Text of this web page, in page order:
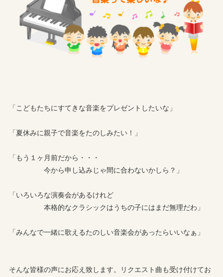
「こどもたちにすてきな音楽をプレゼントしたいな」
「夏休みに親子で音楽をたのしみたい！」
「もう１ヶ月前だから・・・
今から申し込みじゃ間に合わないかしら？」
「いろいろな演奏会があるけれど
本格的なクラシックはうちの子にはまだ無理だわ」
「みんなで一緒に歌えるたのしい音楽会があったらいいなぁ」
そんな皆様の声にお応え致します。リクエスト曲も受け付けてお